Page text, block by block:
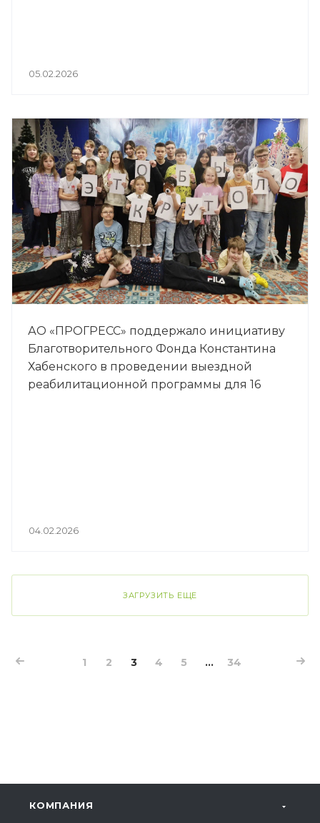
05.02.2026
АО «ПРОГРЕСС» поддержало инициативу
Благотворительного Фонда Константина
Хабенского в проведении выездной
реабилитационной программы для 16
04.02.2026
ЗАГРУЗИТЬ ЕЩЕ
1 2 3 4 5 ... 34
КОМПАНИЯ